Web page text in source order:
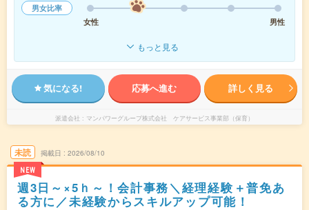
男女比率
女性
男性
もっと見る
気になる! 応募へ進む 詳しく見る
派遣会社 マンパワーグループ株式会社 ケアサービス事業部（保育）
未読
NEW
掲載日 2026/08/10
週3日～×5ｈ～！会計事務＼経理経験＋普免あ
る方に／未経験からスキルアップ可能！